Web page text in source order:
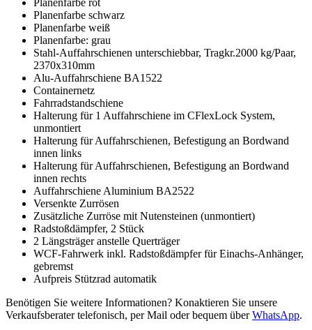
Planenfarbe rot
Planenfarbe schwarz
Planenfarbe weiß
Planenfarbe: grau
Stahl-Auffahrschienen unterschiebbar, Tragkr.2000 kg/Paar,
2370x310mm
Alu-Auffahrschiene BA1522
Containernetz
Fahrradstandschiene
Halterung für 1 Auffahrschiene im CFlexLock System,
unmontiert
Halterung für Auffahrschienen, Befestigung an Bordwand
innen links
Halterung für Auffahrschienen, Befestigung an Bordwand
innen rechts
Auffahrschiene Aluminium BA2522
Versenkte Zurrösen
Zusätzliche Zurröse mit Nutensteinen (unmontiert)
Radstoßdämpfer, 2 Stück
2 Längsträger anstelle Querträger
WCF-Fahrwerk inkl. Radstoßdämpfer für Einachs-Anhänger,
gebremst
Aufpreis Stützrad automatik
Benötigen Sie weitere Informationen? Konaktieren Sie unsere
Verkaufsberater telefonisch, per Mail oder bequem überWhatsApp.